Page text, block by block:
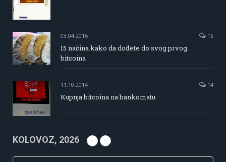
03.04.2016 16
15 načina kako da dođete do svog prvog
bitcoina
11.10.2014 14
Kupnja bitcoina na bankomatu
KOLOVOZ, 2026